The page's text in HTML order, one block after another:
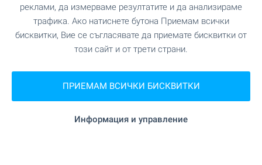
ЛЕЧЕБНИ ЗАВЕДЕНИЯ
Болница"МЦ-1" на 411 м. (5 мин.)
Болница на 728 м. (9 мин.)
Медицински център"Bodimed" на 882 м. (11
реклами, да измерваме резултатите и да анализираме
трафика. Ако натиснете бутона Приемам всички
бисквитки, Вие се съгласявате да приемате бисквитки от
този сайт и от трети страни.
ПРИЕМАМ ВСИЧКИ БИСКВИТКИ
Информация и управление